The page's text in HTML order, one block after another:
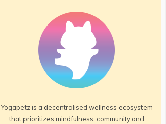
Yogapetz is a decentralised wellness ecosystem
that prioritizes mindfulness, community and